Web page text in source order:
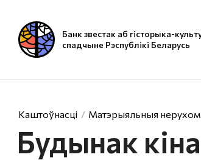
Банк звестак аб гісторыка-
спадчыне Рэспублікі Беларусь
Каштоўнасці Матэрыяльныя
Будынак